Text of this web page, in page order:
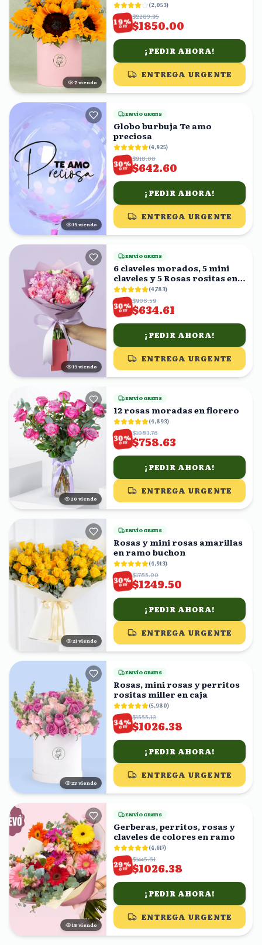
8 viendo
(2,053)
19%
OFF
$2283.95
$1850.00
¡PEDIR AHORA!
ENTREGA URGENTE
18 viendo
ENVÍO GRATIS
Globo burbuja Te amo
preciosa
(4,925)
30%
OFF
$918.00
$642.60
¡PEDIR AHORA!
ENTREGA URGENTE
20 viendo
ENVÍO GRATIS
6 claveles morados, 5 mini
claveles y 5 Rosas rositas en
ramo
(4,783)
30%
OFF
$906.59
$634.61
¡PEDIR AHORA!
ENTREGA URGENTE
21 viendo
ENVÍO GRATIS
12 rosas moradas en florero
(4,893)
30%
OFF
$1083.76
$758.63
¡PEDIR AHORA!
ENTREGA URGENTE
22 viendo
ENVÍO GRATIS
Rosas y mini rosas amarillas
en ramo buchon
(4,913)
30%
OFF
$1785.00
$1249.50
¡PEDIR AHORA!
ENTREGA URGENTE
22 viendo
ENVÍO GRATIS
Rosas, mini rosas y perritos
rositas miller en caja
(5,980)
34%
OFF
$1555.12
$1026.38
¡PEDIR AHORA!
ENTREGA URGENTE
19 viendo
ENVÍO GRATIS
Gerberas, perritos, rosas y
claveles de colores en ramo
(4,617)
29%
OFF
$1445.61
$1026.38
¡PEDIR AHORA!
ENTREGA URGENTE